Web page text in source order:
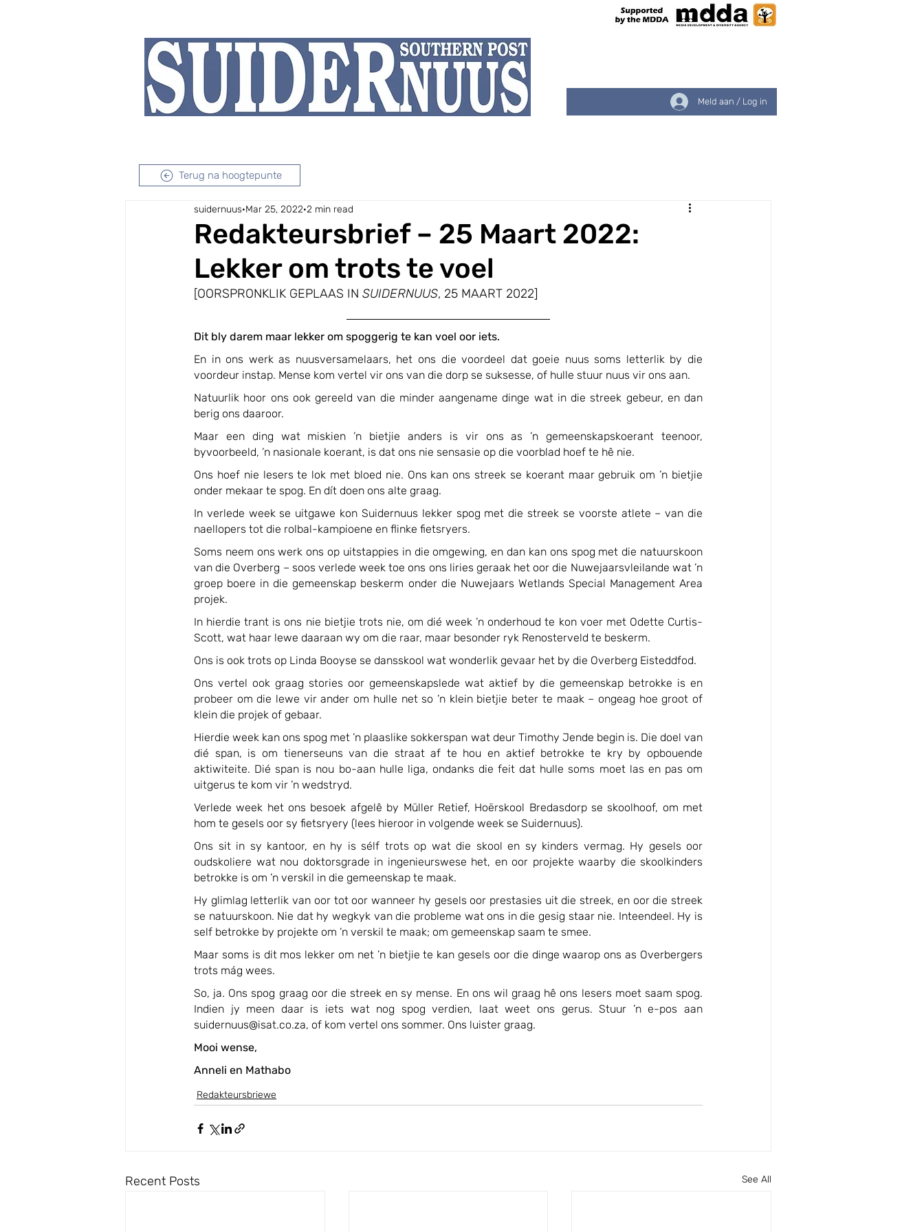
Meld aan / Log in
Terug na hoogtepunte
Redakteursbrief – 25 Maart 2022:
Lekker om trots te voel
suidernuus Mar 25, 2022 2 min read
[OORSPRONKLIK GEPLAAS IN SUIDERNUUS, 25 MAART 2022]
Dit bly darem maar lekker om spoggerig te kan voel oor iets.
En in ons werk as nuusversamelaars, het ons die voordeel dat goeie nuus soms letterlik by die
voordeur instap. Mense kom vertel vir ons van die dorp se suksesse, of hulle stuur nuus vir ons aan.
Natuurlik hoor ons ook gereeld van die minder aangename dinge wat in die streek gebeur, en dan
berig ons daaroor.
Maar een ding wat miskien ’n bietjie anders is vir ons as ’n gemeenskapskoerant teenoor,
byvoorbeeld, ’n nasionale koerant, is dat ons nie sensasie op die voorblad hoef te hê nie.
Ons hoef nie lesers te lok met bloed nie. Ons kan ons streek se koerant maar gebruik om ’n bietjie
onder mekaar te spog. En dít doen ons alte graag.
In verlede week se uitgawe kon Suidernuus lekker spog met die streek se voorste atlete – van die
naellopers tot die rolbal-kampioene en flinke fietsryers.
Soms neem ons werk ons op uitstappies in die omgewing, en dan kan ons spog met die natuurskoon
van die Overberg – soos verlede week toe ons ons liries geraak het oor die Nuwejaarsvleilande wat ’n
groep boere in die gemeenskap beskerm onder die Nuwejaars Wetlands Special Management Area
projek.
In hierdie trant is ons nie bietjie trots nie, om dié week ’n onderhoud te kon voer met Odette Curtis-
Scott, wat haar lewe daaraan wy om die raar, maar besonder ryk Renosterveld te beskerm.
Ons is ook trots op Linda Booyse se dansskool wat wonderlik gevaar het by die Overberg Eisteddfod.
Ons vertel ook graag stories oor gemeenskapslede wat aktief by die gemeenskap betrokke is en
probeer om die lewe vir ander om hulle net so ’n klein bietjie beter te maak – ongeag hoe groot of
klein die projek of gebaar.
Hierdie week kan ons spog met ’n plaaslike sokkerspan wat deur Timothy Jende begin is. Die doel van
dié span, is om tienerseuns van die straat af te hou en aktief betrokke te kry by opbouende
aktiwiteite. Dié span is nou bo-aan hulle liga, ondanks die feit dat hulle soms moet las en pas om
uitgerus te kom vir ’n wedstryd.
Verlede week het ons besoek afgelê by Müller Retief, Hoërskool Bredasdorp se skoolhoof, om met
hom te gesels oor sy fietsryery (lees hieroor in volgende week se Suidernuus).
Ons sit in sy kantoor, en hy is sélf trots op wat die skool en sy kinders vermag. Hy gesels oor
oudskoliere wat nou doktorsgrade in ingenieurswese het, en oor projekte waarby die skoolkinders
betrokke is om ’n verskil in die gemeenskap te maak.
Hy glimlag letterlik van oor tot oor wanneer hy gesels oor prestasies uit die streek, en oor die streek
se natuurskoon. Nie dat hy wegkyk van die probleme wat ons in die gesig staar nie. Inteendeel. Hy is
self betrokke by projekte om ’n verskil te maak; om gemeenskap saam te smee.
Maar soms is dit mos lekker om net ’n bietjie te kan gesels oor die dinge waarop ons as Overbergers
trots mág wees.
So, ja. Ons spog graag oor die streek en sy mense. En ons wil graag hê ons lesers moet saam spog.
Indien jy meen daar is iets wat nog spog verdien, laat weet ons gerus. Stuur ’n e-pos aan
suidernuus@isat.co.za, of kom vertel ons sommer. Ons luister graag.
Mooi wense,
Anneli en Mathabo
Redakteursbriewe
Recent Posts See All